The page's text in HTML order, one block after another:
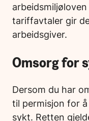
tariffavtaler gir
arbeidsgiver.
Omsorg for
Dersom du har
til permisjon for
sykt. Retten